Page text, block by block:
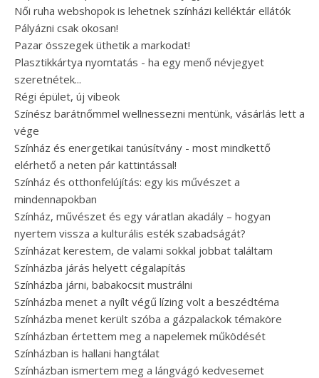
Női ruha webshopok is lehetnek színházi kelléktár ellátók
Pályázni csak okosan!
Pazar összegek üthetik a markodat!
Plasztikkártya nyomtatás - ha egy menő névjegyet
szeretnétek...
Régi épület, új vibeok
Színész barátnőmmel wellnessezni mentünk, vásárlás lett a
vége
Színház és energetikai tanúsítvány - most mindkettő
elérhető a neten pár kattintással!
Színház és otthonfelújítás: egy kis művészet a
mindennapokban
Színház, művészet és egy váratlan akadály – hogyan
nyertem vissza a kulturális esték szabadságát?
Színházat kerestem, de valami sokkal jobbat találtam
Színházba járás helyett cégalapítás
Színházba járni, babakocsit mustrálni
Színházba menet a nyílt végű lízing volt a beszédtéma
Színházba menet került szóba a gázpalackok témaköre
Színházban értettem meg a napelemek működését
Színházban is hallani hangtálat
Színházban ismertem meg a lángvágó kedvesemet